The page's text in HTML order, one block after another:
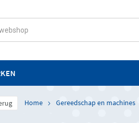
Home Gereedschap en machines